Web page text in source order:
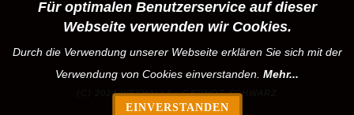
Für optimalen Benutzerservice auf dieser
Webseite verwenden wir Cookies.
Durch die Verwendung unserer Webseite erklären Sie sich mit der
Verwendung von Cookies einverstanden. Mehr...
EINVERSTANDEN
(C) 2024 WEYHALLA - GERNOT SCHWARZ